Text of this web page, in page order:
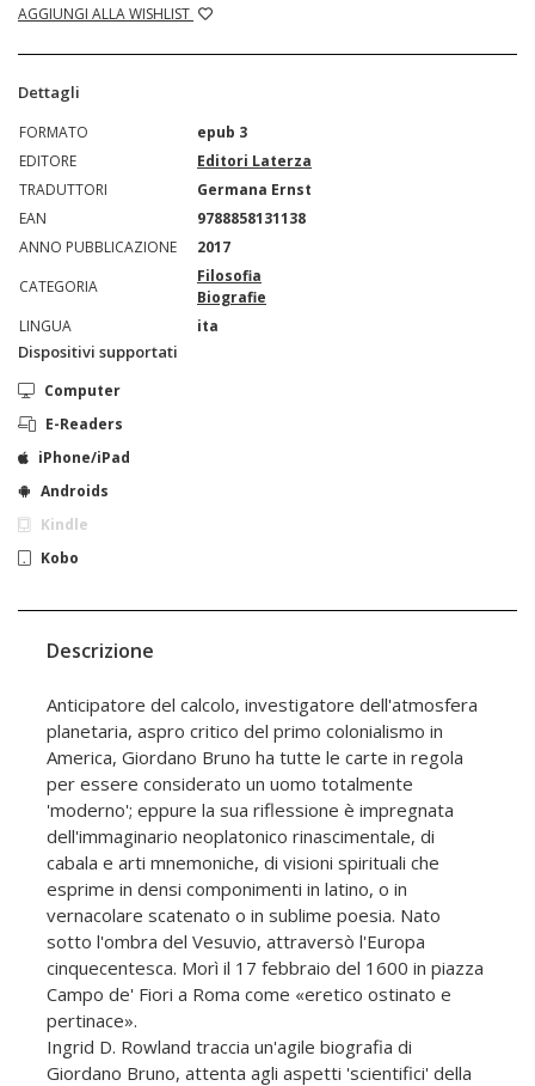
AGGIUNGI ALLA WISHLIST
Dettagli
FORMATO
epub 3
EDITORE
Editori Laterza
TRADUTTORI
Germana Ernst
EAN
9788858131138
ANNO PUBBLICAZIONE
2017
CATEGORIA
Filosofia
Biografie
LINGUA
ita
Dispositivi supportati
Computer
E-Readers
iPhone/iPad
Androids
Kindle
Kobo
Descrizione
Anticipatore del calcolo, investigatore dell'atmosfera
planetaria, aspro critico del primo colonialismo in
America, Giordano Bruno ha tutte le carte in regola
per essere considerato un uomo totalmente
'moderno'; eppure la sua riflessione è impregnata
dell'immaginario neoplatonico rinascimentale, di
cabala e arti mnemoniche, di visioni spirituali che
esprime in densi componimenti in latino, o in
vernacolare scatenato o in sublime poesia. Nato
sotto l'ombra del Vesuvio, attraversò l'Europa
cinquecentesca. Morì il 17 febbraio del 1600 in piazza
Campo de' Fiori a Roma come «eretico ostinato e
pertinace».
Ingrid D. Rowland traccia un'agile biografia di
Giordano Bruno, attenta agli aspetti 'scientifici' della